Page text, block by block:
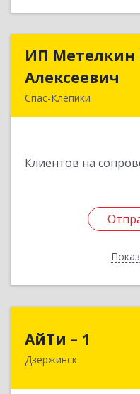
ИП Метелкин
Алексеевич
Спас-Клепики
Клиентов на
ИП
АйТи – 1
Дзержинск606015,